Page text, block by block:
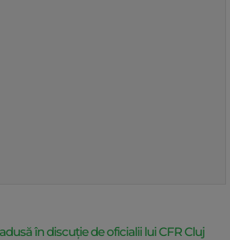
în discuție de oficialii lui CFR Cluj